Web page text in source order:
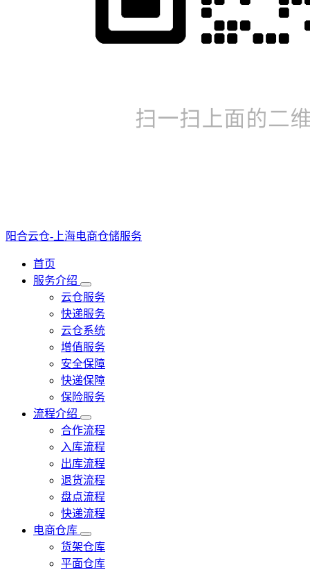
阳合云仓-上海电商仓储服务
首页
服务介绍
云仓服务
快递服务
云仓系统
增值服务
安全保障
快递保障
保险服务
流程介绍
合作流程
入库流程
出库流程
退货流程
盘点流程
快递流程
电商仓库
货架仓库
平面仓库